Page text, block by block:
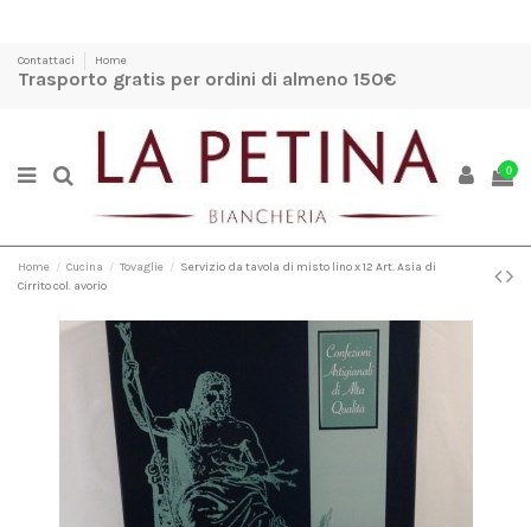
Contattaci Home
Trasporto gratis per ordini di almeno 150€
0
Home Cucina Tovaglie
Servizio da tavola di misto lino x 12 Art. Asia di
Cirrito col. avorio